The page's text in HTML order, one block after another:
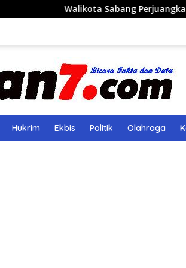
Sabang Perjuangkan Kembali
Hukrim Ekbis Politik Olahraga